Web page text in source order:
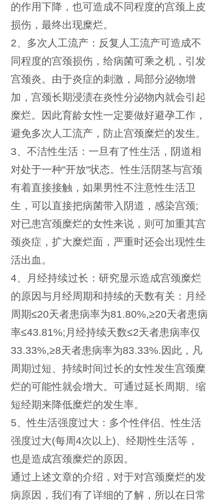
的作用下降，也可造成不同程度的宫颈上皮
损伤，最终出现糜烂。
2、多次人工流产：反复人工流产可造成不
同程度的宫颈损伤，给病菌可乘之机，引发
宫颈炎。由于炎症的刺激，局部分泌物增
加，宫颈长期浸渍在炎性分泌物内就会引起
糜烂。因此育龄女性一定要做好避孕工作，
避免多次人工流产，防止宫颈糜烂的发生。
3、不洁性生活：一旦有了性生活，阴道相
对处于一种"开放"状态。性生活阴茎与宫颈
有着直接接触，如果男性不注意性生活卫
生，可以直接把病菌带入阴道，感染宫颈;
对已患宫颈糜烂的女性来说，则可加重其宫
颈炎症，扩大糜烂面，严重时还会出现性生
活出血。
4、月经持续过长：研究显示造成宫颈糜烂
的原因与月经周期和持续的天数有关：月经
周期≤20天者患病率为81.80%,≥20天者患病
率≤43.81%;月经持续天数≤2天者患病率仅
33.33%,≥8天者患病率为83.33%.因此，凡
周期过短、持续时间过长的女性发生宫颈糜
烂的可能性就会增大。可通过延长周期、缩
短经期来降低糜烂的发生率。
5、性生活强度过大：多个性伴侣、性生活
强度过大(每周4次以上)、经期性生活等，
也是造成宫颈糜烂的原因。
通过上述文章的介绍，对于对宫颈糜烂的发
病原因，我们有了详细的了解，所以在日常